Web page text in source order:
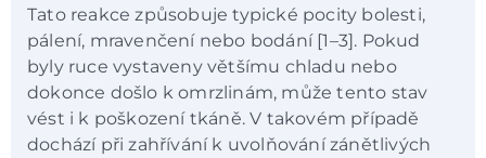
Tato reakce způsobuje typické pocity bolesti,
pálení, mravenčení nebo bodání [1–3]. Pokud
byly ruce vystaveny většímu chladu nebo
dokonce došlo k omrzlinám, může tento stav
vést i k poškození tkáně. V takovém případě
dochází při zahřívání k uvolňování zánětlivých